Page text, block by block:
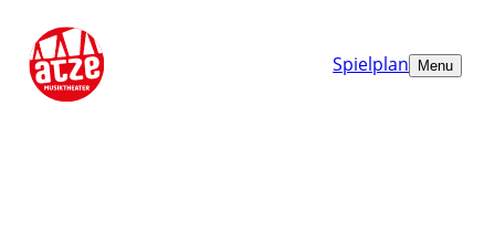
Spielplan Menu